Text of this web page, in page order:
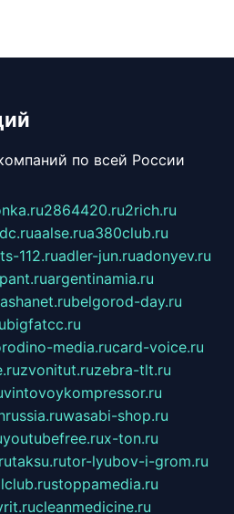
по всей России
2864420.ru2rich.ru
aalse.rua380club.ru
112.ruadler-jun.ruadonyev.ru
argentinamia.ru
ashanet.rubelgorod-day.ru
bigfatcc.ru
media.rucard-voice.ru
zvonitut.ruzebra-tlt.ru
vintovoykompressor.ru
wasabi-shop.ru
youtubefree.rux-ton.ru
taksu.rutor-lyubov-i-grom.ru
stoppamedia.ru
cleanmedicine.ru